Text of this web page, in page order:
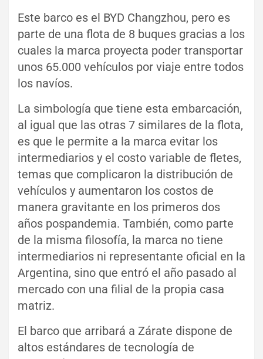
Este barco es el BYD Changzhou, pero es
parte de una flota de 8 buques gracias a los
cuales la marca proyecta poder transportar
unos 65.000 vehículos por viaje entre todos
los navíos.
La simbología que tiene esta embarcación,
al igual que las otras 7 similares de la flota,
es que le permite a la marca evitar los
intermediarios y el costo variable de fletes,
temas que complicaron la distribución de
vehículos y aumentaron los costos de
manera gravitante en los primeros dos
años pospandemia. También, como parte
de la misma filosofía, la marca no tiene
intermediarios ni representante oficial en la
Argentina, sino que entró el año pasado al
mercado con una filial de la propia casa
matriz.
El barco que arribará a Zárate dispone de
altos estándares de tecnología de